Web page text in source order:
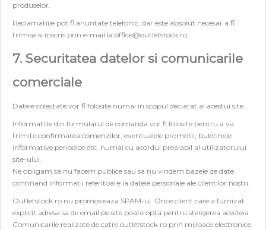
produselor.
Reclamatiile pot fi anuntate telefonic, dar este absolut necesar a fi
trimise si inscris prin e-mail la office@outletstock.ro
7. Securitatea datelor si comunicarile
comerciale
Datele colectate vor fi folosite numai in scopul declarat al acestui site.
Informatiile din formularul de comanda vor fi folosite pentru a va
trimite confirmarea comenzilor, eventualele promotii, buletinele
informative periodice etc. numai cu acordul prealabil al utilizatorului
site-ului.
Ne obligam sa nu facem publice sau sa nu vindem bazele de date
continand informatii referitoare la datele personale ale clientilor nostri.
Outletstock.ro nu promoveaza SPAM-ul. Orice client care a furnizat
explicit adresa sa de email pe site poate opta pentru stergerea acesteia.
Comunicarile realizate de catre outletstock.ro prin mijloace electronice